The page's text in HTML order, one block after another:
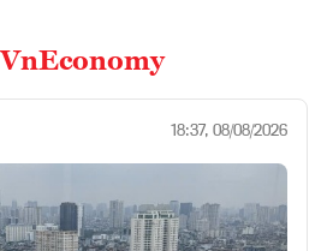
VnEconomy
18:37, 08/08/2026